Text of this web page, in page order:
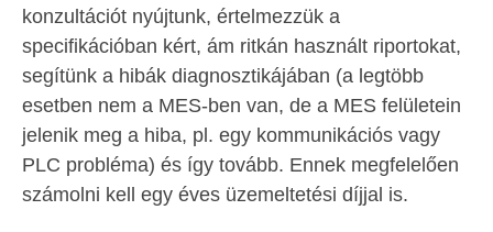
konzultációt nyújtunk, értelmezzük a
specifikációban kért, ám ritkán használt riportokat,
segítünk a hibák diagnosztikájában (a legtöbb
esetben nem a MES-ben van, de a MES felületein
jelenik meg a hiba, pl. egy kommunikációs vagy
PLC probléma) és így tovább. Ennek megfelelően
számolni kell egy éves üzemeltetési díjjal is.